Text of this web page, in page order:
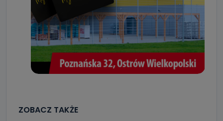
ZOBACZ TAKŻE